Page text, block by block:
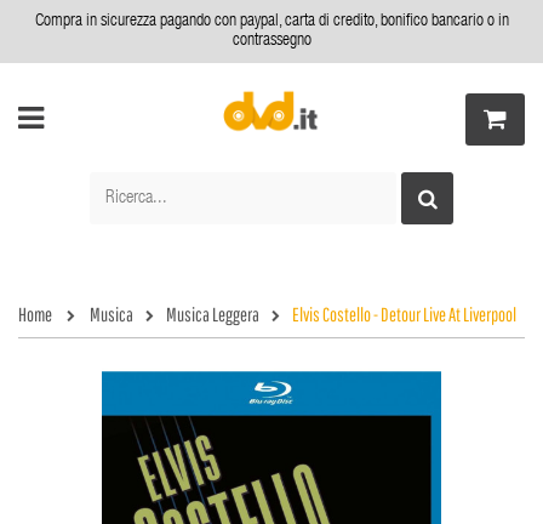
Compra in sicurezza pagando con paypal, carta di credito, bonifico bancario o in
contrassegno
Home Musica Musica Leggera Elvis Costello - Detour Live At Liverpool